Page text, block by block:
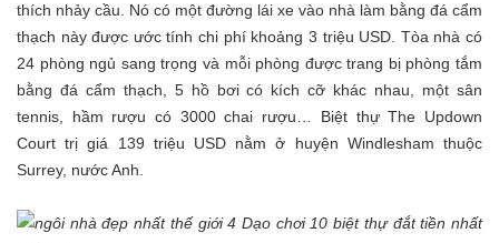
thích nhảy cầu. Nó có một đường lái xe vào nhà làm bằng đá cẩm
thạch này được ước tính chi phí khoảng 3 triệu USD. Tòa nhà có
24 phòng ngủ sang trọng và mỗi phòng được trang bị phòng tắm
bằng đá cẩm thạch, 5 hồ bơi có kích cỡ khác nhau, một sân
tennis, hầm rượu có 3000 chai rượu… Biệt thự The Updown
Court trị giá 139 triệu USD nằm ở huyện Windlesham thuộc
Surrey, nước Anh.